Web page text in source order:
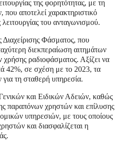
της φορητότητας, με τη
αποτελεί χαρακτηριστικό
του ανταγωνισμού.
Διαχείρισης Φάσματος, που
διεκπεραίωση αιτημάτων
ραδιοφάσματος. Αξίζει να
42%, σε σχέση με το 2023, τα
τη σταθερή υπηρεσία.
και Ειδικών Αδειών, καθώς
παραπόνων χρηστών και επίλυσης
υπηρεσιών, με τους οποίους
και διασφαλίζεται η